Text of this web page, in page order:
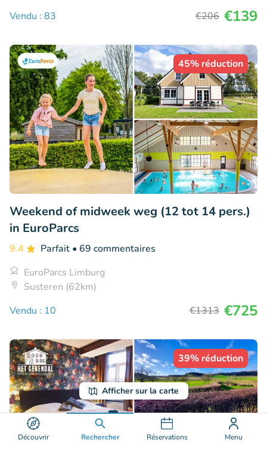
Découvrir Rechercher Réservations Menu
Afficher sur la carte
Vendu : 83
€206 €139
45% réduction
Weekend of midweek weg (12 tot 14 pers.)
in EuroParcs
9.4 Parfait • 69 commentaires
EuroParcs Limburg
Susteren (62km)
Vendu : 10
€1313 €725
39% réduction